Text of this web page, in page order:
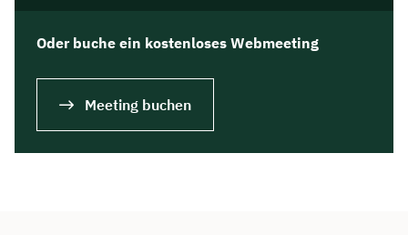
Oder buche ein kostenloses Webmeeting
Meeting buchen